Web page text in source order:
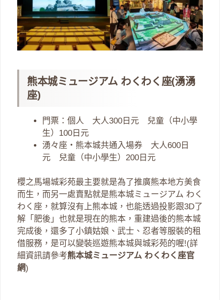
熊本城ミュージアム わくわく座(湧湧
座)
門票：個人 大人300日元 兒童（中小學
生）100日元
湧々座・熊本城共通入場券 大人600日
元 兒童（中小學生）200日元
櫻之馬場城彩苑最主要就是為了推廣熊本地方美食
而生，而另一處賣點就是熊本城ミュージアム わく
わく座，就算沒有上熊本城，也能透過投影跟3D了
解「肥後」也就是現在的熊本，重建過後的熊本城
完成後，還多了小鎮姑娘、武士、忍者等服裝的租
借服務，是可以變裝巡遊熊本城與城彩苑的喔!(詳
細資訊請參考熊本城ミュージアム わくわく座官
網)